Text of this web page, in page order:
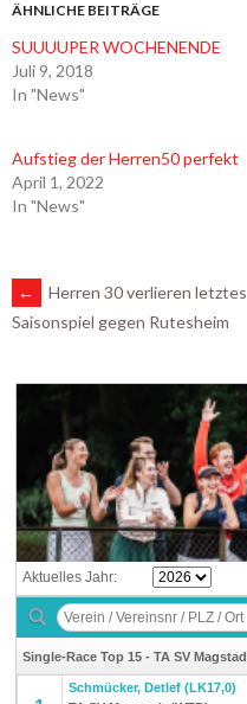
ÄHNLICHE BEITRÄGE
SUUUUPER WOCHENENDE
Juli 9, 2018
In "News"
Aufstieg der Herren50 perfekt
April 1, 2022
In "News"
ARTIKEL-
NAVIGATION
←
Herren 30 verlieren letztes
Saisonspiel gegen Rutesheim